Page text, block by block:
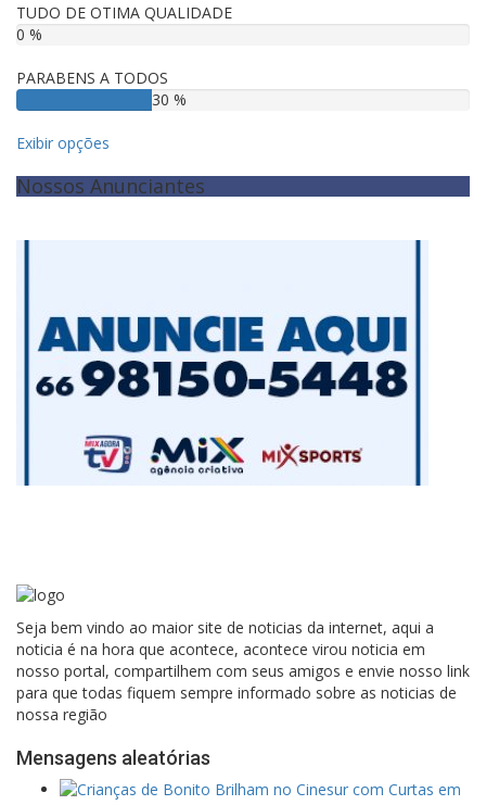
TUDO DE OTIMA QUALIDADE
0 %
PARABENS A TODOS
30 %
Exibir opções
Nossos Anunciantes
Seja bem vindo ao maior site de noticias da internet, aqui a
noticia é na hora que acontece, acontece virou noticia em
nosso portal, compartilhem com seus amigos e envie nosso link
para que todas fiquem sempre informado sobre as noticias de
nossa região
Mensagens aleatórias